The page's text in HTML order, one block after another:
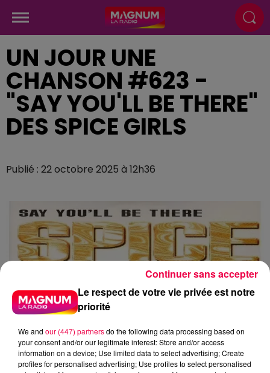
UN JOUR UNE
CHANSON #623 -
"SAY YOU'LL BE THERE"
DES SPICE GIRLS
Publié : 22 octobre 2025 à 12h36
Le respect de votre vie privée est notre
priorité
We and our (447) partnersdo the following data processing based on
your consent and/or our legitimate interest: Store and/or access
information on a device; Use limited data to select advertising; Create
profiles for personalised advertising; Use profiles to select personalised
Continuer sans accepter